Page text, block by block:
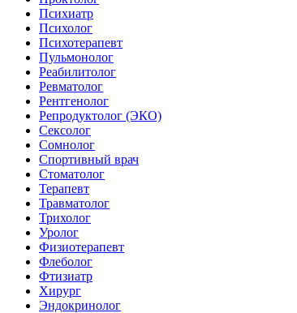
Психиатр
Психолог
Психотерапевт
Пульмонолог
Реабилитолог
Ревматолог
Рентгенолог
Репродуктолог (ЭКО)
Сексолог
Сомнолог
Спортивный врач
Стоматолог
Терапевт
Травматолог
Трихолог
Уролог
Физиотерапевт
Флеболог
Фтизиатр
Хирург
Эндокринолог